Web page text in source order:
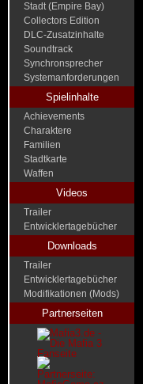
Stadt (Empire Bay)
Collectors Edition
DLC-Zusatzinhalte
Soundtrack
Synchronsprecher
Systemanforderungen
Spielinhalte
Achievements
Charaktere
Familien
Stadtkarte
Waffen
Videos
Trailer
Entwicklertagebücher
Downloads
Trailer
Entwicklertagebücher
Modifikationen (Mods)
Partnerseiten